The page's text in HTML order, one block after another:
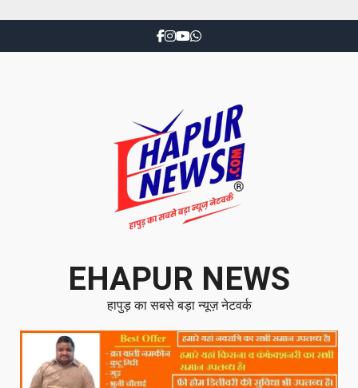
EHAPUR NEWS
हापुड़ का सबसे बड़ा न्यूज़ नेटवर्क